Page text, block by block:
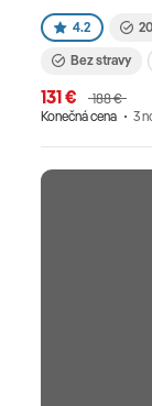
4.2
Bez stravy
131 €
188 €
Konečná cena
3